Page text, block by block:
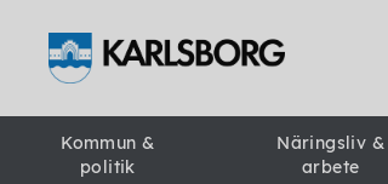
Kommun &
politik
Näringsliv &
arbete